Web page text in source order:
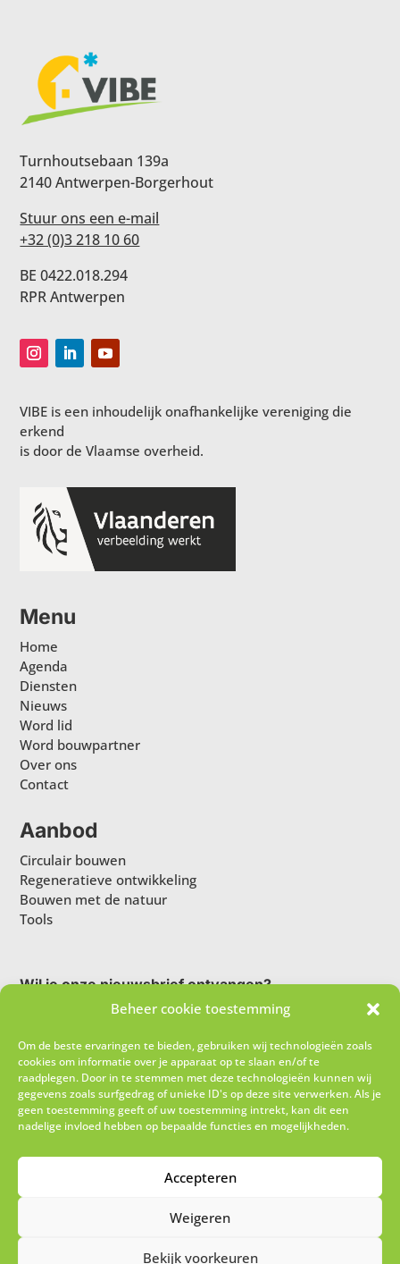
Beheer cookie toestemming
Om de beste ervaringen te bieden, gebruiken wij technologieën zoals
cookies om informatie over je apparaat op te slaan en/of te
raadplegen. Door in te stemmen met deze technologieën kunnen wij
gegevens zoals surfgedrag of unieke ID's op deze site verwerken. Als je
geen toestemming geeft of uw toestemming intrekt, kan dit een
nadelige invloed hebben op bepaalde functies en mogelijkheden.
Accepteren
Weigeren
Bekijk voorkeuren
Turnhoutsebaan 139a
2140 Antwerpen-Borgerhout
Stuur ons een e-mail
+32 (0)3 218 10 60
BE 0422.018.294
RPR Antwerpen
VIBE is een inhoudelijk onafhankelijke vereniging die
erkend
is door de Vlaamse overheid.
Menu
Home
Agenda
Diensten
Nieuws
Word lid
Word bouwpartner
Over ons
Contact
Aanbod
Circulair bouwen
Regeneratieve ontwikkeling
Bouwen met de natuur
Tools
Wil je onze nieuwsbrief ontvangen?
Ik schrijf me in!